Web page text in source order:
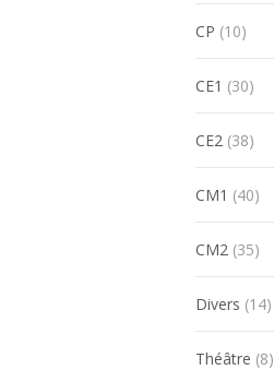
CP (10)
CE1 (30)
CE2 (38)
CM1 (40)
CM2 (35)
Divers (14)
Théâtre (8)